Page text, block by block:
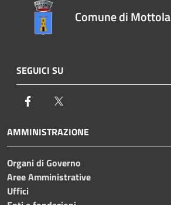
Comune di Mottola
SEGUICI SU
Facebook
AMMINISTRAZIONE
Organi di Governo
Aree Amministrative
Uffici